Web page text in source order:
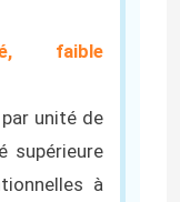
faible
unité de
supérieure
à